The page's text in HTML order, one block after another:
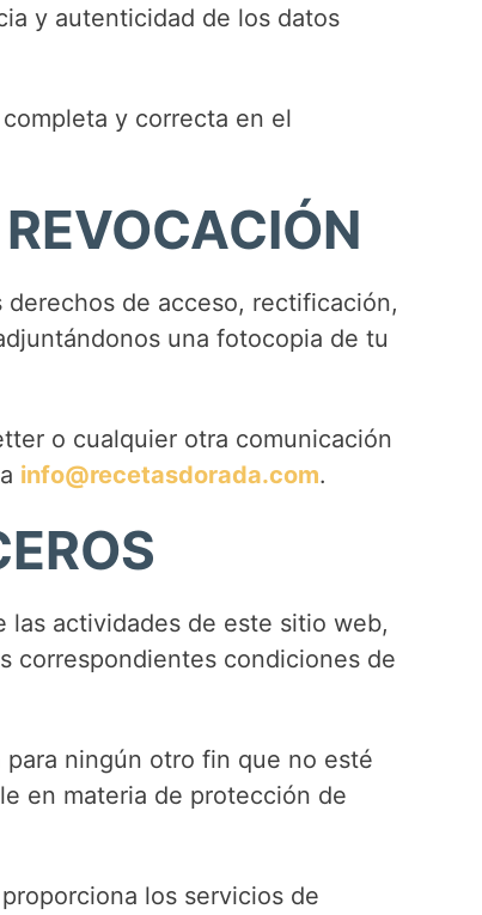
y autenticidad de los datos
y correcta en el
de acceso, rectificación,
una fotocopia de tu
o cualquier otra comunicación
info@recetasdorada.com.
las actividades de este sitio web,
correspondientes condiciones de
ningún otro fin que no esté
en materia de protección de
los servicios de